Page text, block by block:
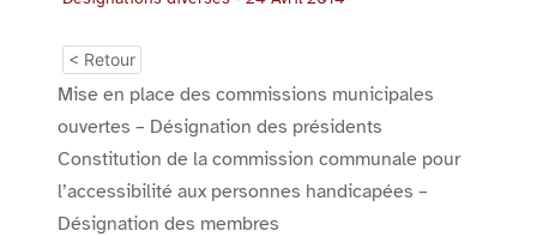
< Retour
Mise en place des commissions municipales
ouvertes – Désignation des présidents
Constitution de la commission communale pour
l’accessibilité aux personnes handicapées –
Désignation des membres